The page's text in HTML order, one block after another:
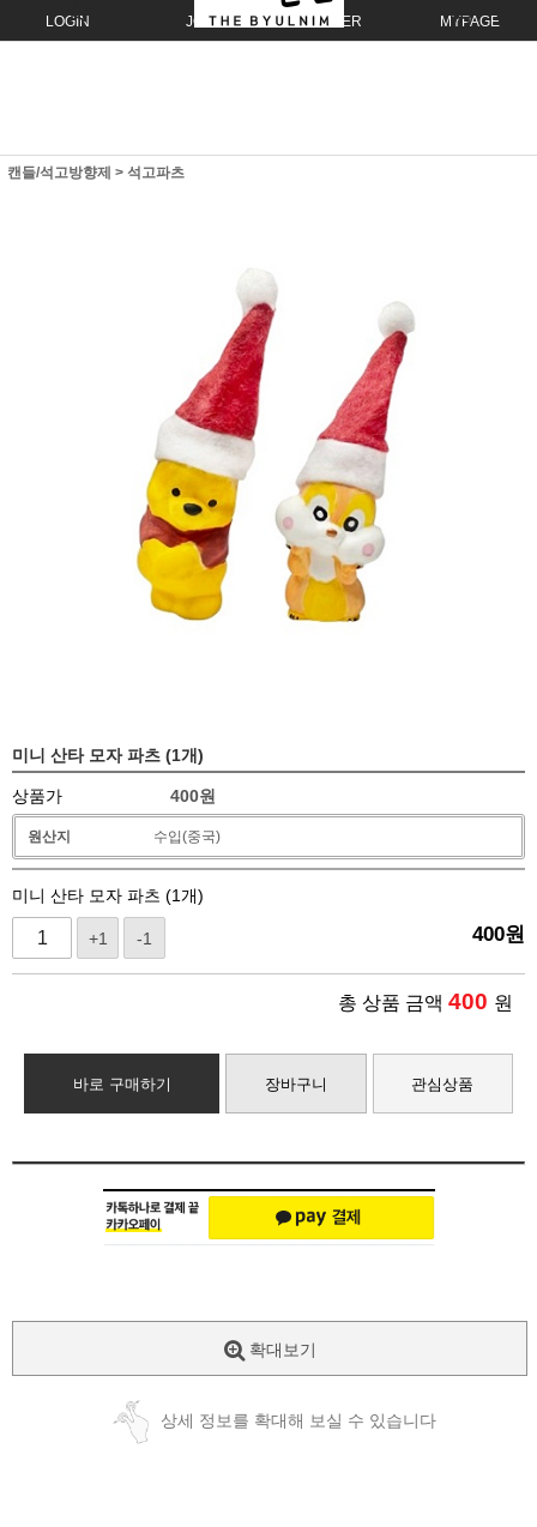
LOGIN JOIN ORDER MYPAGE
캔들/석고방향제 > 석고파츠
미니 산타 모자 파츠 (1개)
상품가 400원
원산지 수입(중국)
미니 산타 모자 파츠 (1개)
+1 -1 400원
총 상품 금액 400 원
바로 구매하기 장바구니 관심상품
확대보기
상세 정보를 확대해 보실 수 있습니다